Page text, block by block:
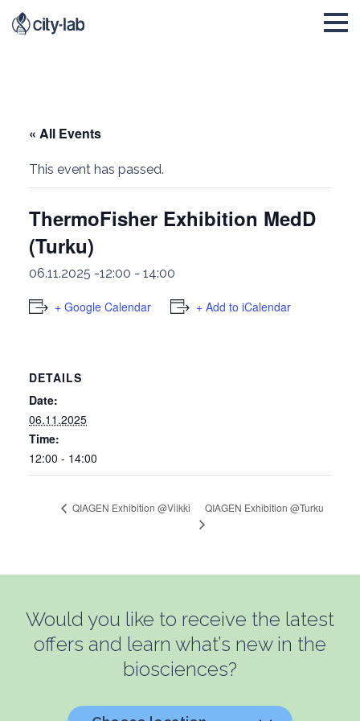
« All Events
This event has passed.
ThermoFisher Exhibition MedD
(Turku)
06.11.2025 -12:00 - 14:00
+ Google Calendar + Add to iCalendar
DETAILS
Date:
06.11.2025
Time:
12:00 - 14:00
QIAGEN Exhibition @Viikki QIAGEN Exhibition @Turku
Would you like to receive the latest
offers and learn what’s new in the
biosciences?